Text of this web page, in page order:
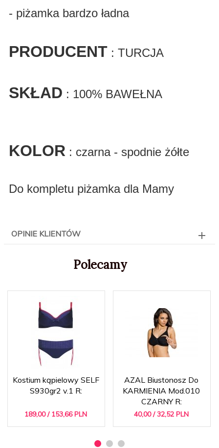
- piżamka bardzo ładna
PRODUCENT : TURCJA
SKŁAD : 100% BAWEŁNA
KOLOR : czarna - spodnie żółte
Do kompletu piżamka dla Mamy
OPINIE KLIENTÓW
Polecamy
Kostium kąpielowy SELF
S930gr2 v.1 R:
189,00 / 153,66 PLN
AZAL Biustonosz Do
KARMIENIA Mod.010
CZARNY R:
40,00 / 32,52 PLN